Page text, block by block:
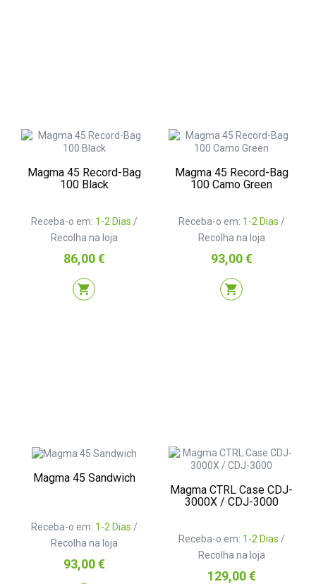
Magma 45 Record-Bag
100 Black
Receba-o em: 1-2 Dias /
Recolha na loja
Preço
86,00 €
shopping_cart
Magma 45 Record-Bag
100 Camo Green
Receba-o em: 1-2 Dias /
Recolha na loja
Preço
93,00 €
shopping_cart
Magma 45 Sandwich
Receba-o em: 1-2 Dias /
Recolha na loja
Preço
93,00 €
Magma CTRL Case CDJ-
3000X / CDJ-3000
Receba-o em: 1-2 Dias /
Recolha na loja
Preço
129,00 €